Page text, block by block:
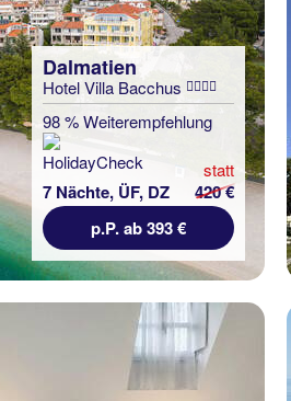
Dalmatien
Hotel Villa Bacchus
98 % Weiterempfehlung
7 Nächte, ÜF, DZ
statt
420 €
p.P. ab 393 €